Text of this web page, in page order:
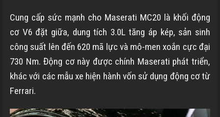
Cung cấp sức mạnh cho Maserati MC20 là khối động
cơ V6 đặt giữa, dung tích 3.0L tăng áp kép, sản sinh
công suất lên đến 620 mã lực và mô-men xoắn cực đại
730 Nm. Động cơ này được chính Maserati phát triển,
khác với các mẫu xe hiện hành vốn sử dụng động cơ từ
Ferrari.